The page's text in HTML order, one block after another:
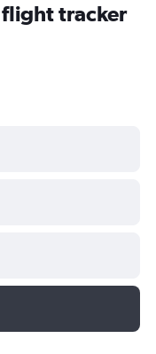
flight tracker